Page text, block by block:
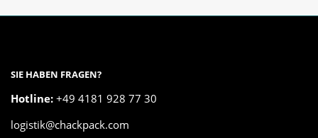
SIE HABEN FRAGEN?
Hotline: +49 4181 928 77 30
logistik@chackpack.com